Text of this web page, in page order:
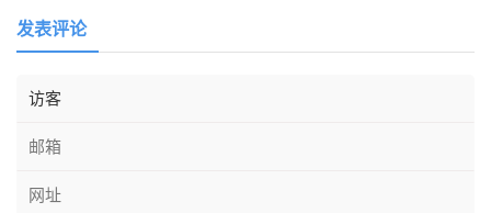
发表评论